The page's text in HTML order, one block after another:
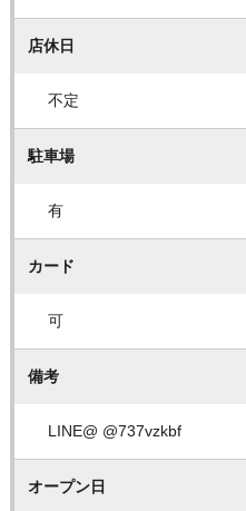
店休日
不定
駐車場
有
カード
可
備考
LINE@ @737vzkbf
オープン日